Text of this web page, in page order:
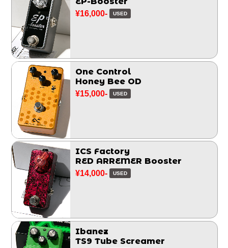
¥16,000- USED
One Control
Honey Bee OD
¥15,000- USED
ICS Factory
RED ARREMER Booster
¥14,000- USED
Ibanez
TS9 Tube Screamer